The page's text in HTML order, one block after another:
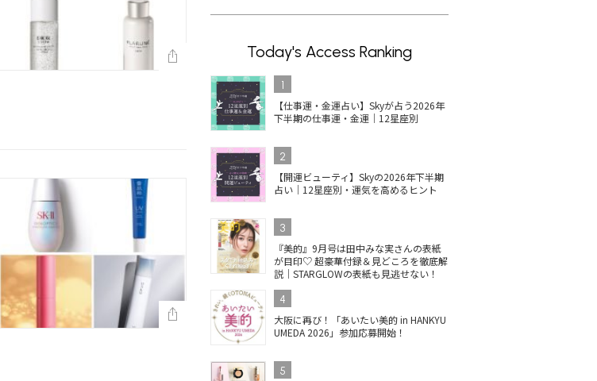
Today's Access Ranking
1
【仕事運・金運占い】Skyが占う2026年
下半期の仕事運・金運｜12星座別
2
【開運ビューティ】Skyの2026年下半期
占い｜12星座別・運気を高めるヒント
3
『美的』9月号は田中みな実さんの表紙
が目印♡ 超豪華付録＆見どころを徹底解
説｜STARGLOWの表紙も見逃せない！
4
大阪に再び！「あいたい美的 in HANKYU
UMEDA 2026」参加応募開始！
5